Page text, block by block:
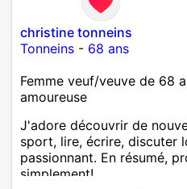
christine tonneins
Tonneins - 68 ans
Femme veuf/veuve de 68
amoureuse
J'adore découvrir de
sport, lire, écrire, discuter
passionnant. En résumé,
simplement!